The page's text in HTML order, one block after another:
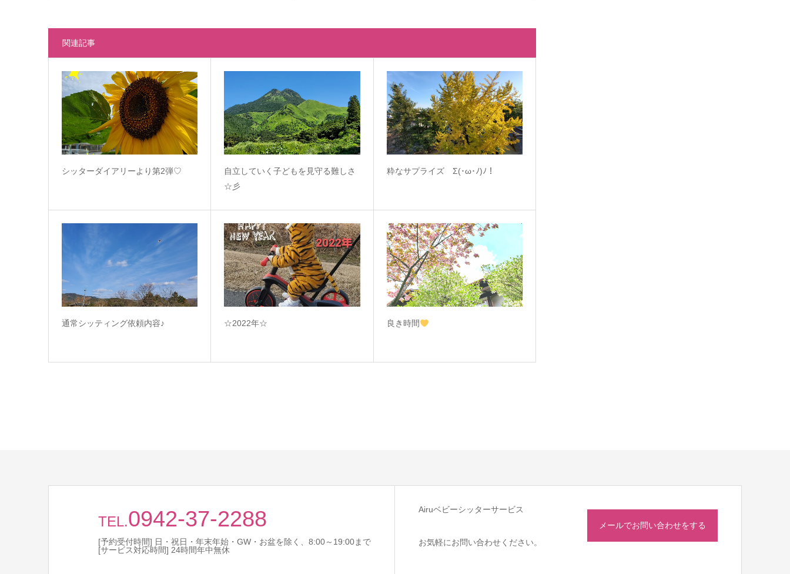
関連記事
シッターダイアリーより第2弾♡
自立していく子どもを見守る難しさ
☆彡
粋なサプライズ Σ(･ω･ﾉ)ﾉ！
通常シッティング依頼内容♪ ☆2022年☆ 良き時間
TEL.0942-37-2288
[予約受付時間] 日・祝日・年末年始・GW・お盆を除く、8:00～19:00まで
[サービス対応時間] 24時間年中無休
Airuベビーシッターサービス
お気軽にお問い合わせください。
メールでお問い合わせをする